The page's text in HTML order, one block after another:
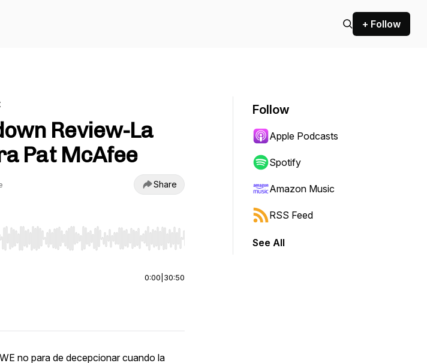
+ Follow
Review-La
Pat McAfee
Share
seek, Home/End to jump to start or end. Hold shift to jump forward or backward.
0:00 30:50
no para de decepcionar cuando la
Follow
Apple Podcasts
Spotify
Amazon Music
RSS Feed
See All